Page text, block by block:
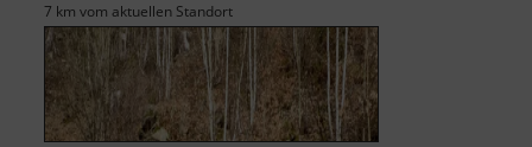
7 km vom aktuellen Standort